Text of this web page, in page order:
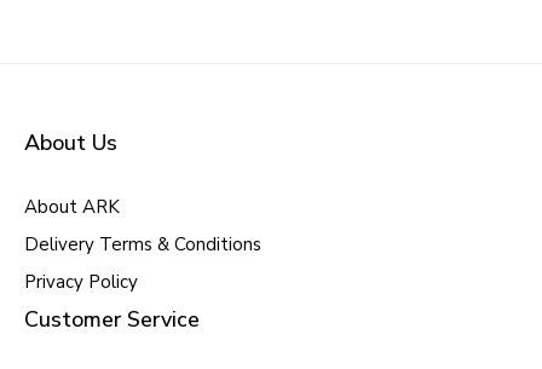
About Us
About ARK
Delivery Terms & Conditions
Privacy Policy
Customer Service